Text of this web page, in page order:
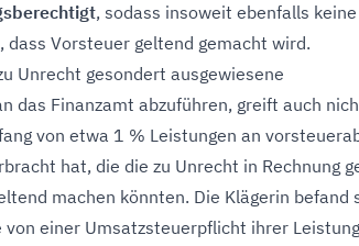
, sodass insoweit ebenfalls keine
dass Vorsteuer geltend gemacht wird.
Unrecht gesondert ausgewiesene
das Finanzamt abzuführen, greift auch
von etwa 1 % Leistungen an
hat, die die zu Unrecht in Rechnung
machen könnten. Die Klägerin befand
von einer Umsatzsteuerpflicht ihrer